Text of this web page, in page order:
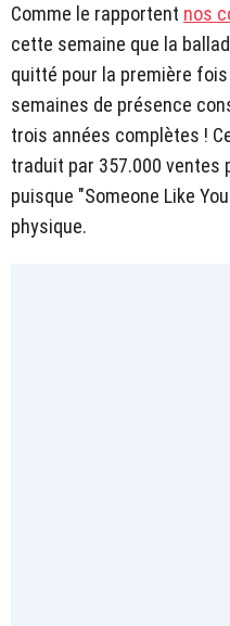
Comme le rapportent nos
cette semaine que la
quitté pour la première
semaines de présence
trois années complètes !
traduit par 357.000
puisque "Someone Like
physique.